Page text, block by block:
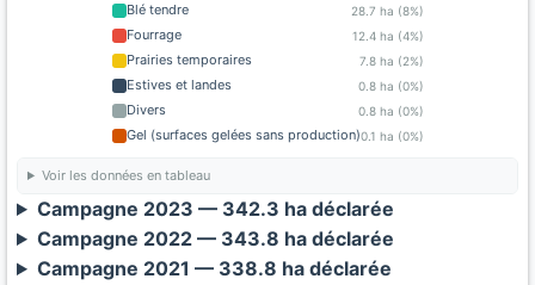
Blé tendre 28.7 ha (8%)
Fourrage 12.4 ha (4%)
Prairies temporaires 7.8 ha (2%)
Estives et landes 0.8 ha (0%)
Divers 0.8 ha (0%)
Gel (surfaces gelées sans production)0.1 ha (0%)
Voir les données en tableau
Campagne 2023 — 342.3 ha déclarée
Campagne 2022 — 343.8 ha déclarée
Campagne 2021 — 338.8 ha déclarée